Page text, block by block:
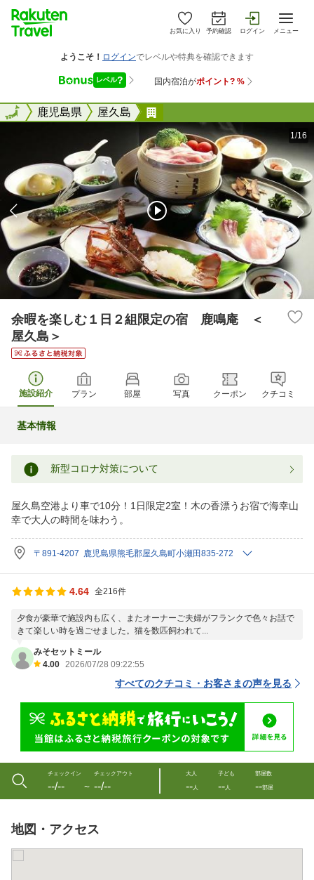
お気に入り 予約確認 ログイン メニュー
全国鹿児島県 屋久島
全国
1/16
余暇を楽しむ１日２組限定の宿 鹿鳴庵 ＜
屋久島＞
施設紹介 プラン 部屋 写真 クーポン クチコミ
基本情報
新型コロナ対策について
屋久島空港より車で10分！1日限定2室！木の香漂うお宿で海幸山
幸で大人の時間を味わう。
〒891-4207 鹿児島県熊毛郡屋久島町小瀬田835-272
4.64 全216件
夕食が豪華で施設内も広く、またオーナーご夫婦がフランクで色々お話で
きて楽しい時を過ごせました。猫を数匹飼われて...
みそセットミール
4.00 2026/07/28 09:22:55
すべてのクチコミ・お客さまの声を見る
チェックイン
--/-- 〜
チェックアウト
--/--
大人
--人
子ども
--人
部屋数
--部屋
地図・アクセス